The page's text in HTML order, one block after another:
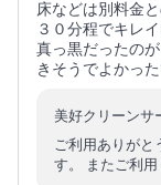
床などは別料金
３０分程でキレ
真っ黒だったの
きそうでよかった
美好クリーンサ
ご利用ありがと
す。 またご利用